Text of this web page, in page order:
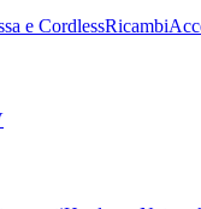
e CordlessRicambi